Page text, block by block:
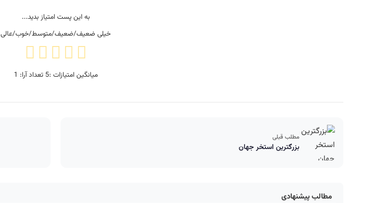
به این پست امتیاز بدید...
خیلی ضعیف/ضعیف/متوسط/خوب/عالی
میانگین امتیازات :5 تعداد آرا: 1
مطلب قبلی
بزرگترین استخر جهان
مطالب پیشنهادی